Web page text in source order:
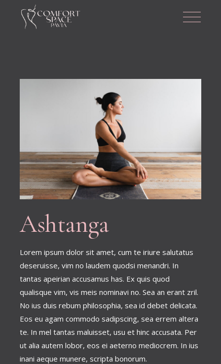
Ashtanga
Lorem ipsum dolor sit amet, cum te iriure salutatus
deseruisse, vim no laudem quodsi menandri. In
tantas apeirian accusamus has. Ex quis quod
qualisque vim, vis meis nominavi no. Sea an erant zril.
No ius duis rebum philosophia, sea id debet delicata.
Eos eu agam commodo sadipscing, sea errem altera
te. In mel tantas maluisset, usu et hinc accusata. Per
ut alia autem lobor, eos ei aeterno mediocrem. In ius
inani aeque munere, scripta bonorum.